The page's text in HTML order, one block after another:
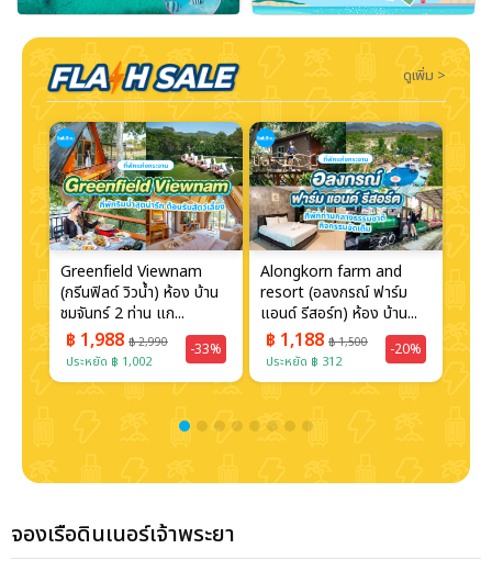
ดูเพิ่ม >
Greenfield Viewnam
(กรีนฟิลด์ วิวน้ำ) ห้อง บ้าน
ชมจันทร์ 2 ท่าน แก...
฿ 1,988 ฿ 2,990
ประหยัด ฿ 1,002
-33%
Alongkorn farm and
resort (อลงกรณ์ ฟาร์ม
แอนด์ รีสอร์ท) ห้อง บ้าน...
฿ 1,188 ฿ 1,500
ประหยัด ฿ 312
-20%
เฮ้า
฿
จองเรือดินเนอร์เจ้าพระยา